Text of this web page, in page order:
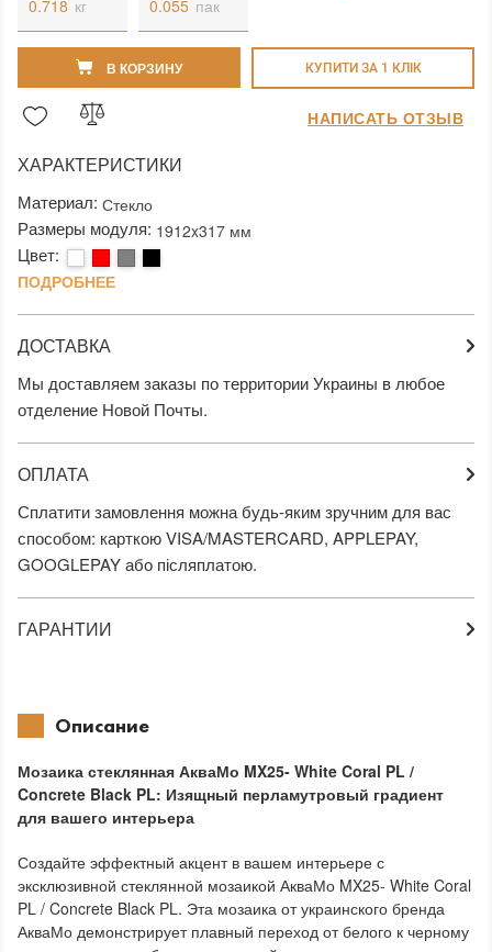
кг пак
В КОРЗИНУ КУПИТИ ЗА 1 КЛIК
ХАРАКТЕРИСТИКИ
Материал: Стекло
Размеры модуля: 1912x317 мм
Цвет:
ПОДРОБНЕЕ
ДОСТАВКА
Мы доставляем заказы по территории Украины в любое
отделение Новой Почты.
ОПЛАТА
Сплатити замовлення можна будь-яким зручним для вас
способом: карткою VISA/MASTERCARD, APPLEPAY,
GOOGLEPAY або післяплатою.
ГАРАНТИИ
НАПИСАТЬ ОТЗЫВ
Описание
Мозаика стеклянная АкваМо MX25- White Coral PL /
Concrete Black PL: Изящный перламутровый градиент
для вашего интерьера
Создайте эффектный акцент в вашем интерьере с
эксклюзивной стеклянной мозаикой АкваМо MX25- White Coral
PL / Concrete Black PL. Эта мозаика от украинского бренда
АкваМо демонстрирует плавный переход от белого к черному